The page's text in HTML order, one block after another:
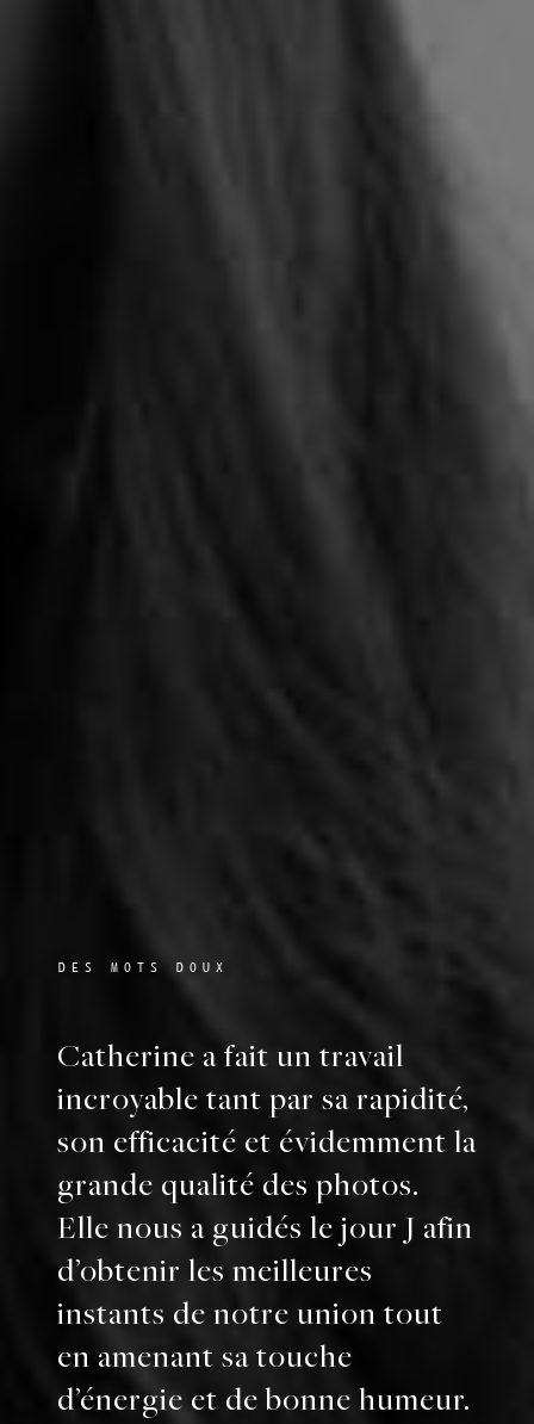
DES MOTS DOUX
Catherine a fait un travail
incroyable tant par sa rapidité,
son efficacité et évidemment la
grande qualité des photos.
Elle nous a guidés le jour J afin
d’obtenir les meilleures
instants de notre union tout
en amenant sa touche
d’énergie et de bonne humeur.